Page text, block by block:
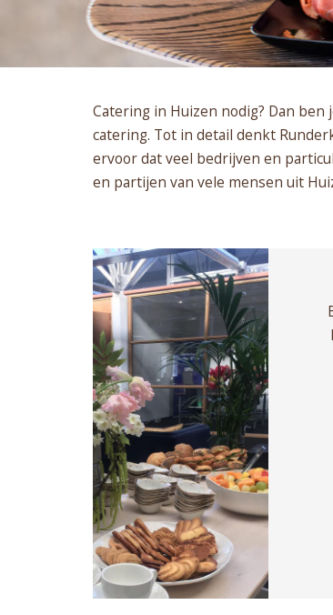
Catering in Huizen nodig? Dan
catering. Tot in detail denkt
ervoor dat veel bedrijven en
en partijen van vele mensen uit